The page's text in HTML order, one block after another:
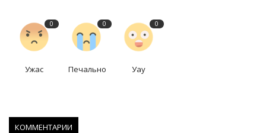
0
Ужас
0
Печально
0
Уау
КОММЕНТАРИИ